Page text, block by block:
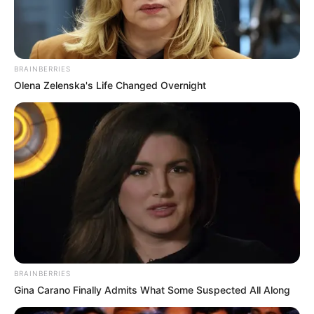
ΔΗΜΟΦΙΛΗ ΑΡΘΡΑ
BRAINBERRIES
Olena Zelenska's Life Changed Overnight
BRAINBERRIES
Gina Carano Finally Admits What Some Suspected All Along